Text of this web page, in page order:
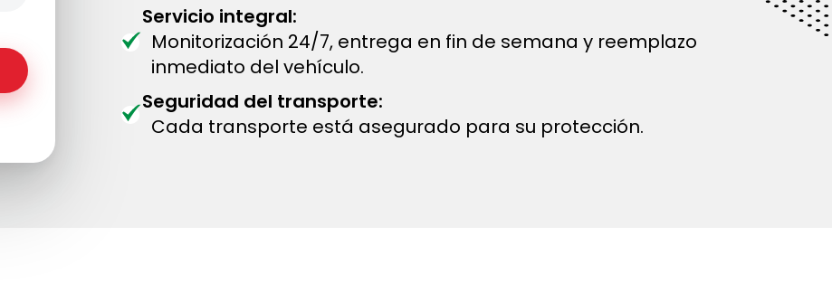
Servicio integral:
Monitorización 24/7, entrega en fin de semana y reemplazo
inmediato del vehículo.
Seguridad del transporte:
Cada transporte está asegurado para su protección.